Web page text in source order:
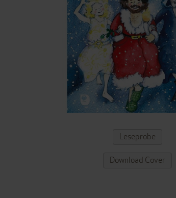
ZUM
ANFANG
BILDERGALERIE
Leseprobe
Download Cover